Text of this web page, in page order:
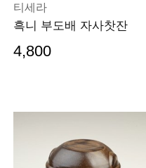
티세라
흑니 부도배 자사찻잔
4,800